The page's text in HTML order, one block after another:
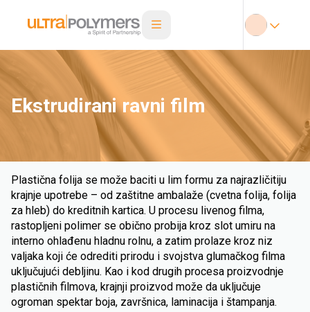
Ekstrudirani ravni film
Plastična folija se može baciti u lim formu za najrazličitiju
krajnje upotrebe – od zaštitne ambalaže (cvetna folija, folija
za hleb) do kreditnih kartica. U procesu livenog filma,
rastopljeni polimer se obično probija kroz slot umiru na
interno ohlađenu hladnu rolnu, a zatim prolaze kroz niz
valjaka koji će odrediti prirodu i svojstva glumačkog filma
uključujući debljinu. Kao i kod drugih procesa proizvodnje
plastičnih filmova, krajnji proizvod može da uključuje
ogroman spektar boja, završnica, laminacija i štampanja.